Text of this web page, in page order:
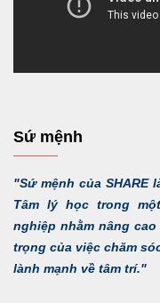
Sứ mệnh
"Sứ mệnh của SHARE
Tâm lý học trong
nghiệp nhằm nâng
trọng của việc chăm
lành mạnh về tâm trí."